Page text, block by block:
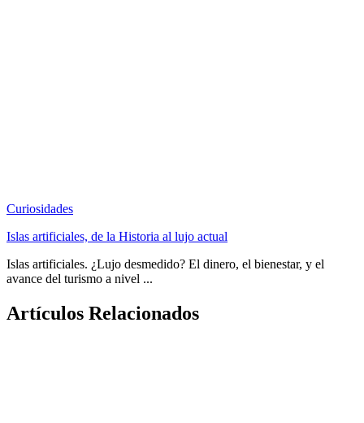
Curiosidades
Islas artificiales, de la Historia al lujo actual
Islas artificiales. ¿Lujo desmedido? El dinero, el bienestar, y el
avance del turismo a nivel ...
Artículos Relacionados